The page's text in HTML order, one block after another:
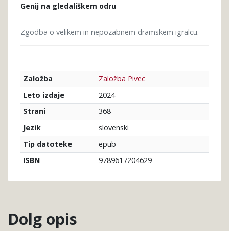
Genij na gledališkem odru
Zgodba o velikem in nepozabnem dramskem igralcu.
Založba
Založba Pivec
Leto izdaje
2024
Strani
368
Jezik
slovenski
Tip datoteke
epub
ISBN
9789617204629
Dolg opis